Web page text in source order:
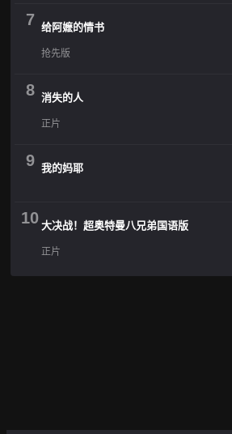
7 给阿嬷的情书
抢先版
8 消失的人
正片
9 我的妈耶
10 大决战！超奥特曼八兄弟国语版
正片